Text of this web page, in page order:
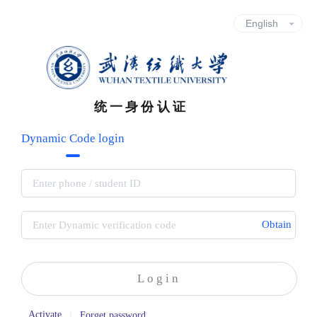
统一身份认证
Dynamic Code login
Obtain
Login
Activate